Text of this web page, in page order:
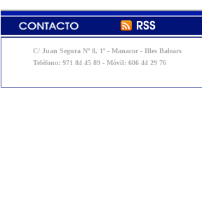
C/ Juan Segura Nº 8, 1º - Manacor - Illes Balears
Teléfono: 971 84 45 89 - Móvil: 606 44 29 76